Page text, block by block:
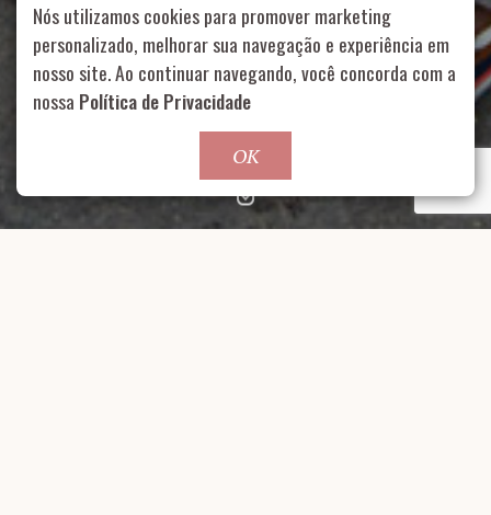
Rua Aurélia, 1714 – Vila Romana, São Paulo – SP | 55 11
99178-5848
contato@nucleofood.com
Role para continar
Nós utilizamos cookies para promover marketing
personalizado, melhorar sua navegação e experiência em
nosso site. Ao continuar navegando, você concorda com a
nossa Política de Privacidade
OK